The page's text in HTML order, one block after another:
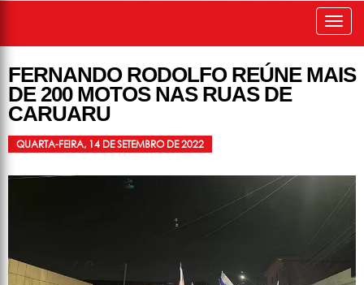
FERNANDO RODOLFO REÚNE MAIS
DE 200 MOTOS NAS RUAS DE
CARUARU
QUARTA-FEIRA, 14 DE SETEMBRO DE 2022